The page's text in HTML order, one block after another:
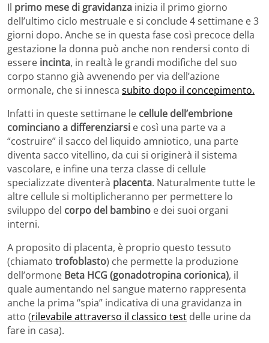
Il primo mese di gravidanza inizia il primo giorno
dell’ultimo ciclo mestruale e si conclude 4 settimane e 3
giorni dopo. Anche se in questa fase così precoce della
gestazione la donna può anche non rendersi conto di
essere incinta, in realtà le grandi modifiche del suo
corpo stanno già avvenendo per via dell’azione
ormonale, che si innesca subito dopo il concepimento.
Infatti in queste settimane le cellule dell’embrione
cominciano a differenziarsi e così una parte va a
“costruire” il sacco del liquido amniotico, una parte
diventa sacco vitellino, da cui si originerà il sistema
vascolare, e infine una terza classe di cellule
specializzate diventerà placenta. Naturalmente tutte le
altre cellule si moltiplicheranno per permettere lo
sviluppo del corpo del bambino e dei suoi organi
interni.
A proposito di placenta, è proprio questo tessuto
(chiamato trofoblasto) che permette la produzione
dell’ormone Beta HCG (gonadotropina corionica), il
quale aumentando nel sangue materno rappresenta
anche la prima “spia” indicativa di una gravidanza in
atto (rilevabile attraverso il classico test delle urine da
fare in casa).